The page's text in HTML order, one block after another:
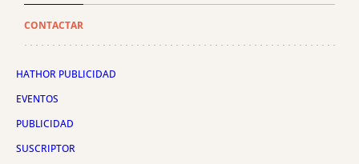
CONTACTAR
HATHOR PUBLICIDAD
EVENTOS
PUBLICIDAD
SUSCRIPTOR